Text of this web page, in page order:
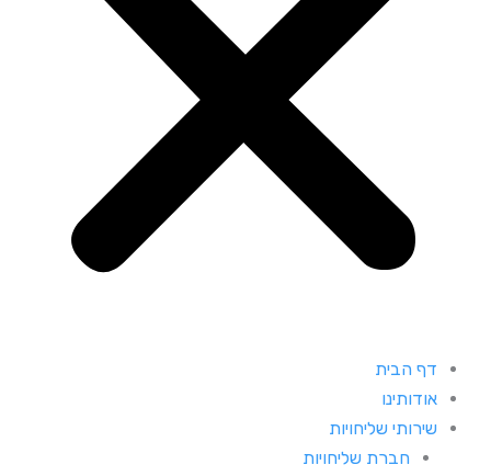
דף הבית
אודותינו
שירותי שליחויות
חברת שליחויות